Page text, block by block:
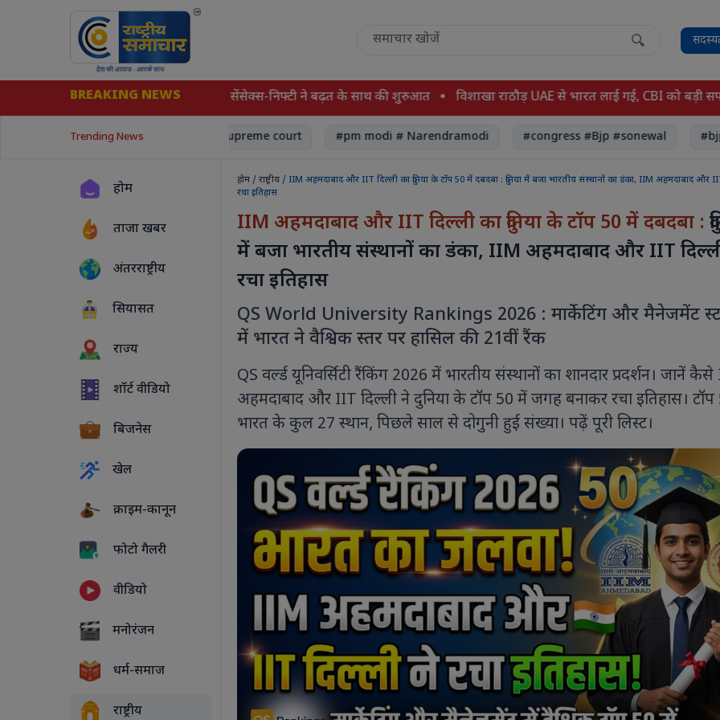
BREAKING NEWS
विदेशी निवेश से शेयर बाजार में रौनक, सेंसेक्स-निफ्टी ने बढ़त के साथ की शुरुआत विशाखा राठौड़ UAE से भारत लाई गई, CBI को बड़ी सफलता
Trending News
World News #court, Supreme court #pm modi # Narendramodi #congress #Bjp #sonewal #bjp
होम
ताजा खबर
अंतरराष्ट्रीय
सियासत
राज्य
शॉर्ट वीडियो
बिजनेस
खेल
क्राइम-कानून
फोटो गैलरी
वीडियो
मनोरंजन
धर्म-समाज
राष्ट्रीय
होम /राष्ट्रीय / IIM अहमदाबाद और IIT दिल्ली का दुनिया के टॉप 50 में दबदबा : दुनिया में बजा भारतीय संस्थानों का डंका, IIM अहमदाबाद और
रचा इतिहास
IIM अहमदाबाद और IIT दिल्ली का दुनिया के टॉप 50 में दबदबा :
में बजा भारतीय संस्थानों का डंका, IIM अहमदाबाद और IIT
रचा इतिहास
QS World University Rankings 2026 : मार्केटिंग और मैनेजमेंट
में भारत ने वैश्विक स्तर पर हासिल की 21वीं रैंक
QS वर्ल्ड यूनिवर्सिटी रैंकिंग 2026 में भारतीय संस्थानों का शानदार प्रदर्शन। जानें
अहमदाबाद और IIT दिल्ली ने दुनिया के टॉप 50 में जगह बनाकर रचा इतिहास।
भारत के कुल 27 स्थान, पिछले साल से दोगुनी हुई संख्या। पढ़ें पूरी लिस्ट।
9 PHOTOS 8 PHOTOS